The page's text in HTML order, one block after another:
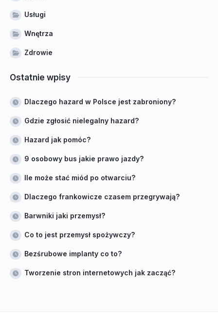
Usługi
Wnętrza
Zdrowie
Ostatnie wpisy
Dlaczego hazard w Polsce jest zabroniony?
Gdzie zgłosić nielegalny hazard?
Hazard jak pomóc?
9 osobowy bus jakie prawo jazdy?
Ile może stać miód po otwarciu?
Dlaczego frankowicze czasem przegrywają?
Barwniki jaki przemysł?
Co to jest przemysł spożywczy?
Bezśrubowe implanty co to?
Tworzenie stron internetowych jak zacząć?